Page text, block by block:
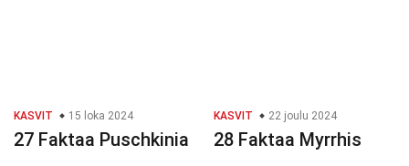
KASVIT 15 loka 2024
27 Faktaa Puschkinia
KASVIT 22 joulu 2024
28 Faktaa Myrrhis